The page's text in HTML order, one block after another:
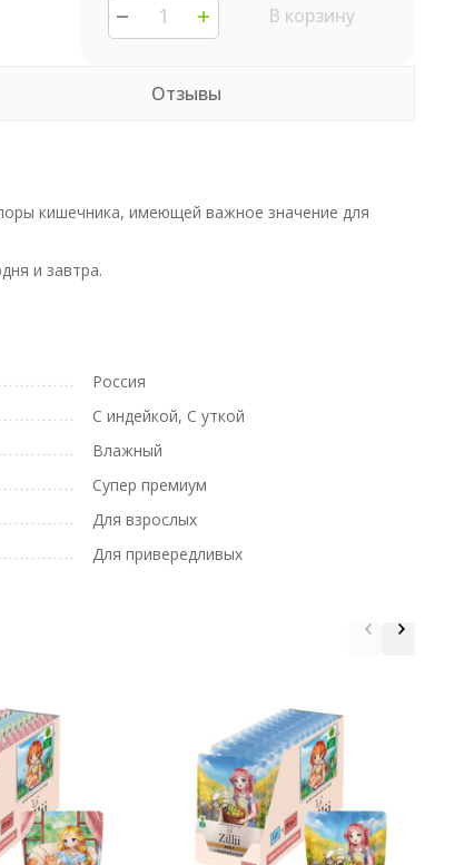
В корзину
Отзывы
кишечника, имеющей важное значение для
и завтра.
Россия
С индейкой, С уткой
Влажный
Супер премиум
Для взрослых
Для привередливых